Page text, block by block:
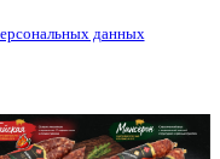
данных